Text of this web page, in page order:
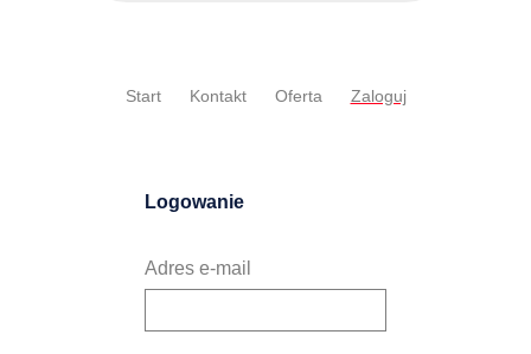
Start Kontakt Oferta Zaloguj
Logowanie
Adres e-mail